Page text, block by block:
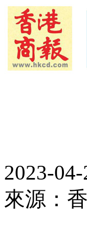
2023-04-
來源：